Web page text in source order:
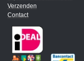
Verzenden
Contact